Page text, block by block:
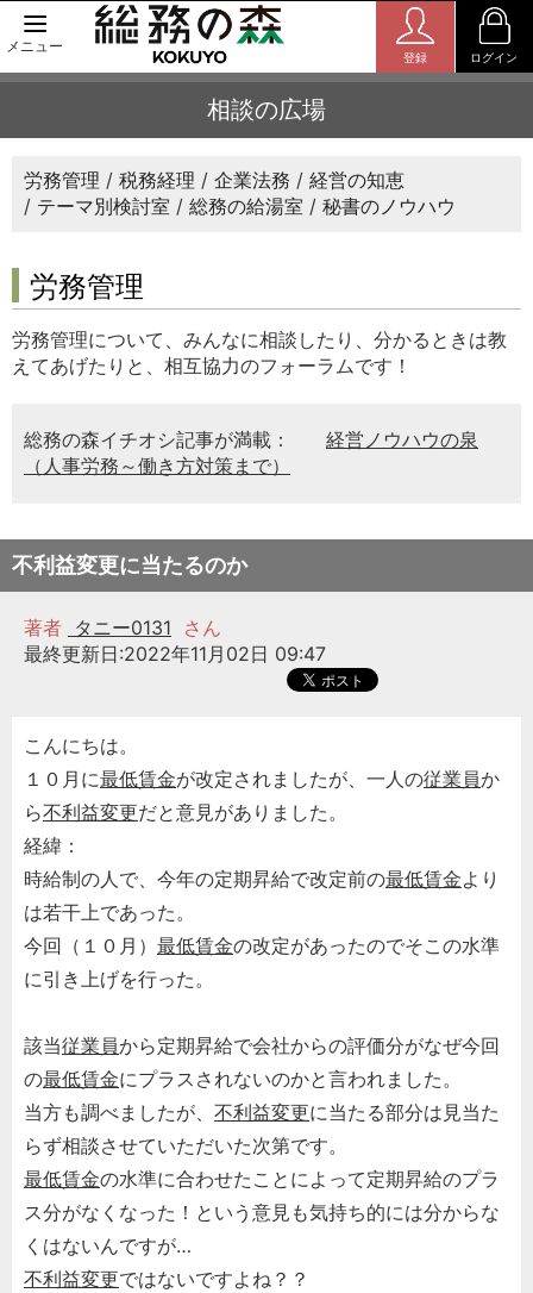
メニュー
登録 ログイン
相談の広場
労務管理 税務経理 企業法務
経営の知恵
テーマ別検討室
総務の給湯室 秘書のノウハウ
労務管理
労務管理について、みんなに相談したり、分かるときは教
えてあげたりと、相互協力のフォーラムです！
総務の森イチオシ記事が満載：
経営ノウハウの泉
（人事労務～働き方対策まで）
不利益変更に当たるのか
著者 タニー0131
さん
最終更新日:2022年11月02日 09:47
こんにちは。
１０月に最低賃金が改定されましたが、一人の従業員か
ら不利益変更だと意見がありました。
経緯：
時給制の人で、今年の定期昇給で改定前の最低賃金より
は若干上であった。
今回（１０月） 最低賃金の改定があったのでそこの水準
に引き上げを行った。
該当従業員から定期昇給で会社からの評価分がなぜ今回
の最低賃金にプラスされないのかと言われました。
当方も調べましたが、 不利益変更に当たる部分は見当た
らず相談させていただいた次第です。
最低賃金の水準に合わせたことによって定期昇給のプラ
ス分がなくなった！という意見も気持ち的には分からな
くはないんですが…
不利益変更ではないですよね？？